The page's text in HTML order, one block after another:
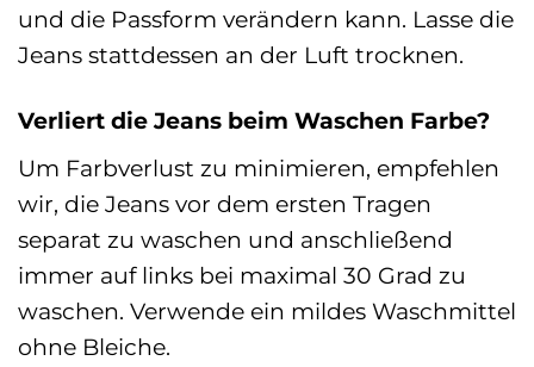
und die Passform verändern kann. Lasse die
Jeans stattdessen an der Luft trocknen.
Verliert die Jeans beim Waschen Farbe?
Um Farbverlust zu minimieren, empfehlen
wir, die Jeans vor dem ersten Tragen
separat zu waschen und anschließend
immer auf links bei maximal 30 Grad zu
waschen. Verwende ein mildes Waschmittel
ohne Bleiche.